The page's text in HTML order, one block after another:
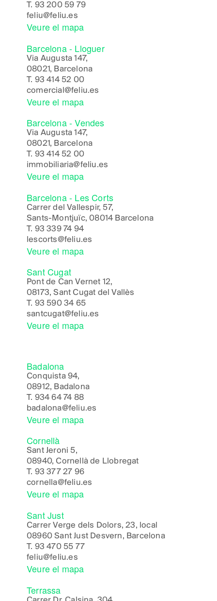
T. 93 200 59 79
feliu@feliu.es
Veure el mapa
Barcelona - Lloguer
Via Augusta 147,
08021, Barcelona
T. 93 414 52 00
comercial@feliu.es
Veure el mapa
Barcelona - Vendes
Via Augusta 147,
08021, Barcelona
T. 93 414 52 00
immobiliaria@feliu.es
Veure el mapa
Barcelona - Les Corts
Carrer del Vallespir, 57,
Sants-Montjuïc, 08014 Barcelona
T. 93 339 74 94
lescorts@feliu.es
Veure el mapa
Sant Cugat
Pont de Can Vernet 12,
08173, Sant Cugat del Vallès
T. 93 590 34 65
santcugat@feliu.es
Veure el mapa
Badalona
Conquista 94,
08912, Badalona
T. 934 64 74 88
badalona@feliu.es
Veure el mapa
Cornellà
Sant Jeroni 5,
08940, Cornellà de Llobregat
T. 93 377 27 96
cornella@feliu.es
Veure el mapa
Sant Just
Carrer Verge dels Dolors, 23, local
08960 Sant Just Desvern, Barcelona
T. 93 470 55 77
feliu@feliu.es
Veure el mapa
Terrassa